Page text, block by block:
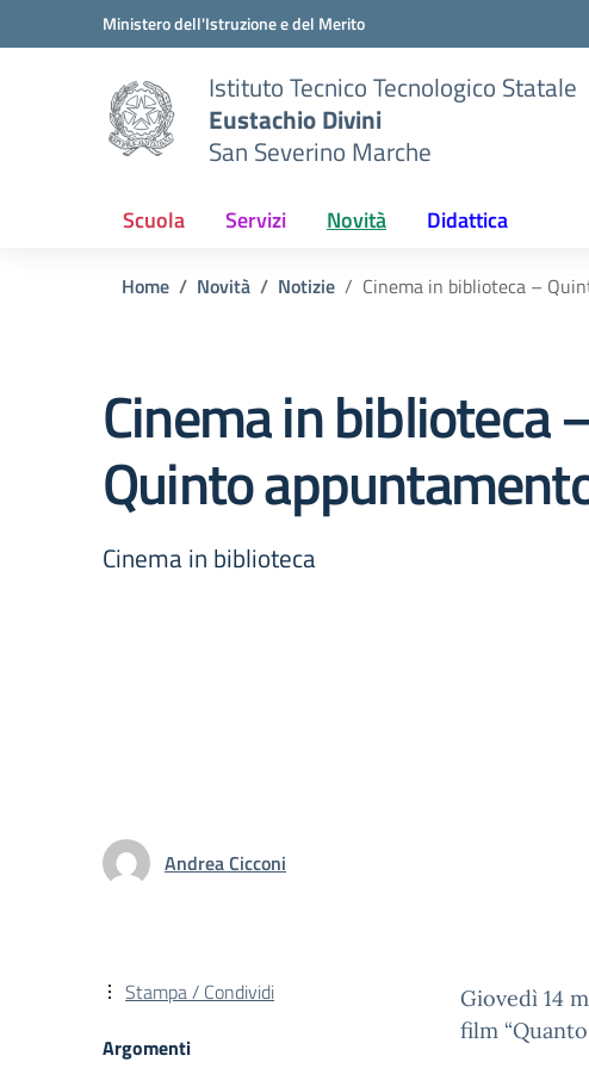
Vai ai contenuti
Vai al menu di navigazioneMinistero dell'Istruzione e del Merito
Istituto Tecnico Tecnologico Statale
Eustachio Divini
San Severino Marche
Scuola Servizi Novità Didattica
Home Novità Notizie Cinema in biblioteca –
Cinema in biblioteca
Quinto
Cinema in biblioteca
Andrea Cicconi
Giovedì 14
film
Stampa / Condividi
Argomenti